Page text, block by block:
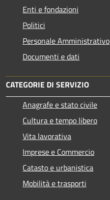
Enti e fondazioni
Politici
Personale Amministrativo
Documenti e dati
CATEGORIE DI SERVIZIO
Anagrafe e stato civile
Cultura e tempo libero
Vita lavorativa
Imprese e Commercio
Catasto e urbanistica
Mobilità e trasporti